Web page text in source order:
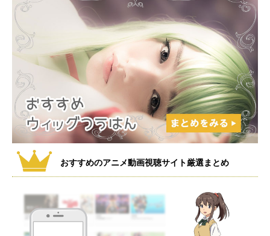
おすすめのアニメ動画視聴サイト厳選まとめ